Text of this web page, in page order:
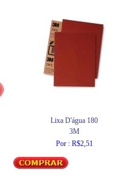
Lixa D'água 180
3M
Por : R$2,51